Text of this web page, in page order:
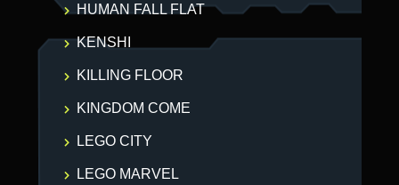
HUMAN FALL FLAT
KENSHI
KILLING FLOOR
KINGDOM COME
LEGO CITY
LEGO MARVEL